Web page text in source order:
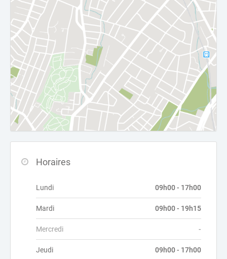
Horaires
Lundi 09h00 - 17h00
Mardi 09h00 - 19h15
Mercredi -
Jeudi 09h00 - 17h00